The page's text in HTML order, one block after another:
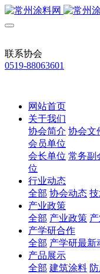
联系协会
0519-88063601
网站首页
关于我们
协会简介 协会文
会员单位
会长单位 常务副
位
行业动态
全部 协会动态
产业政策
全部 产业政策
产学研合作
全部 产学研最新
产品展示
全部 建筑涂料